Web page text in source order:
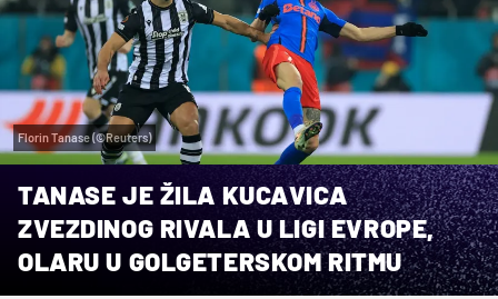
Florin Tanase (©Reuters)
TANASE JE ŽILA KUCAVICA
ZVEZDINOG RIVALA U LIGI EVROPE,
OLARU U GOLGETERSKOM RITMU